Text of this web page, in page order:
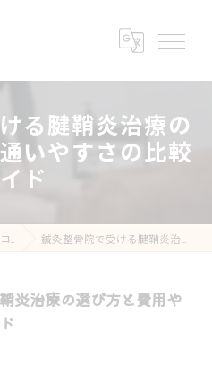
る腱鞘炎治療の
いやすさの比較
ド
コラム 鍼灸整骨院で受ける腱鞘炎治療の選び方と費用や通いやすさの比較ガイド
炎治療の選び方と費用や